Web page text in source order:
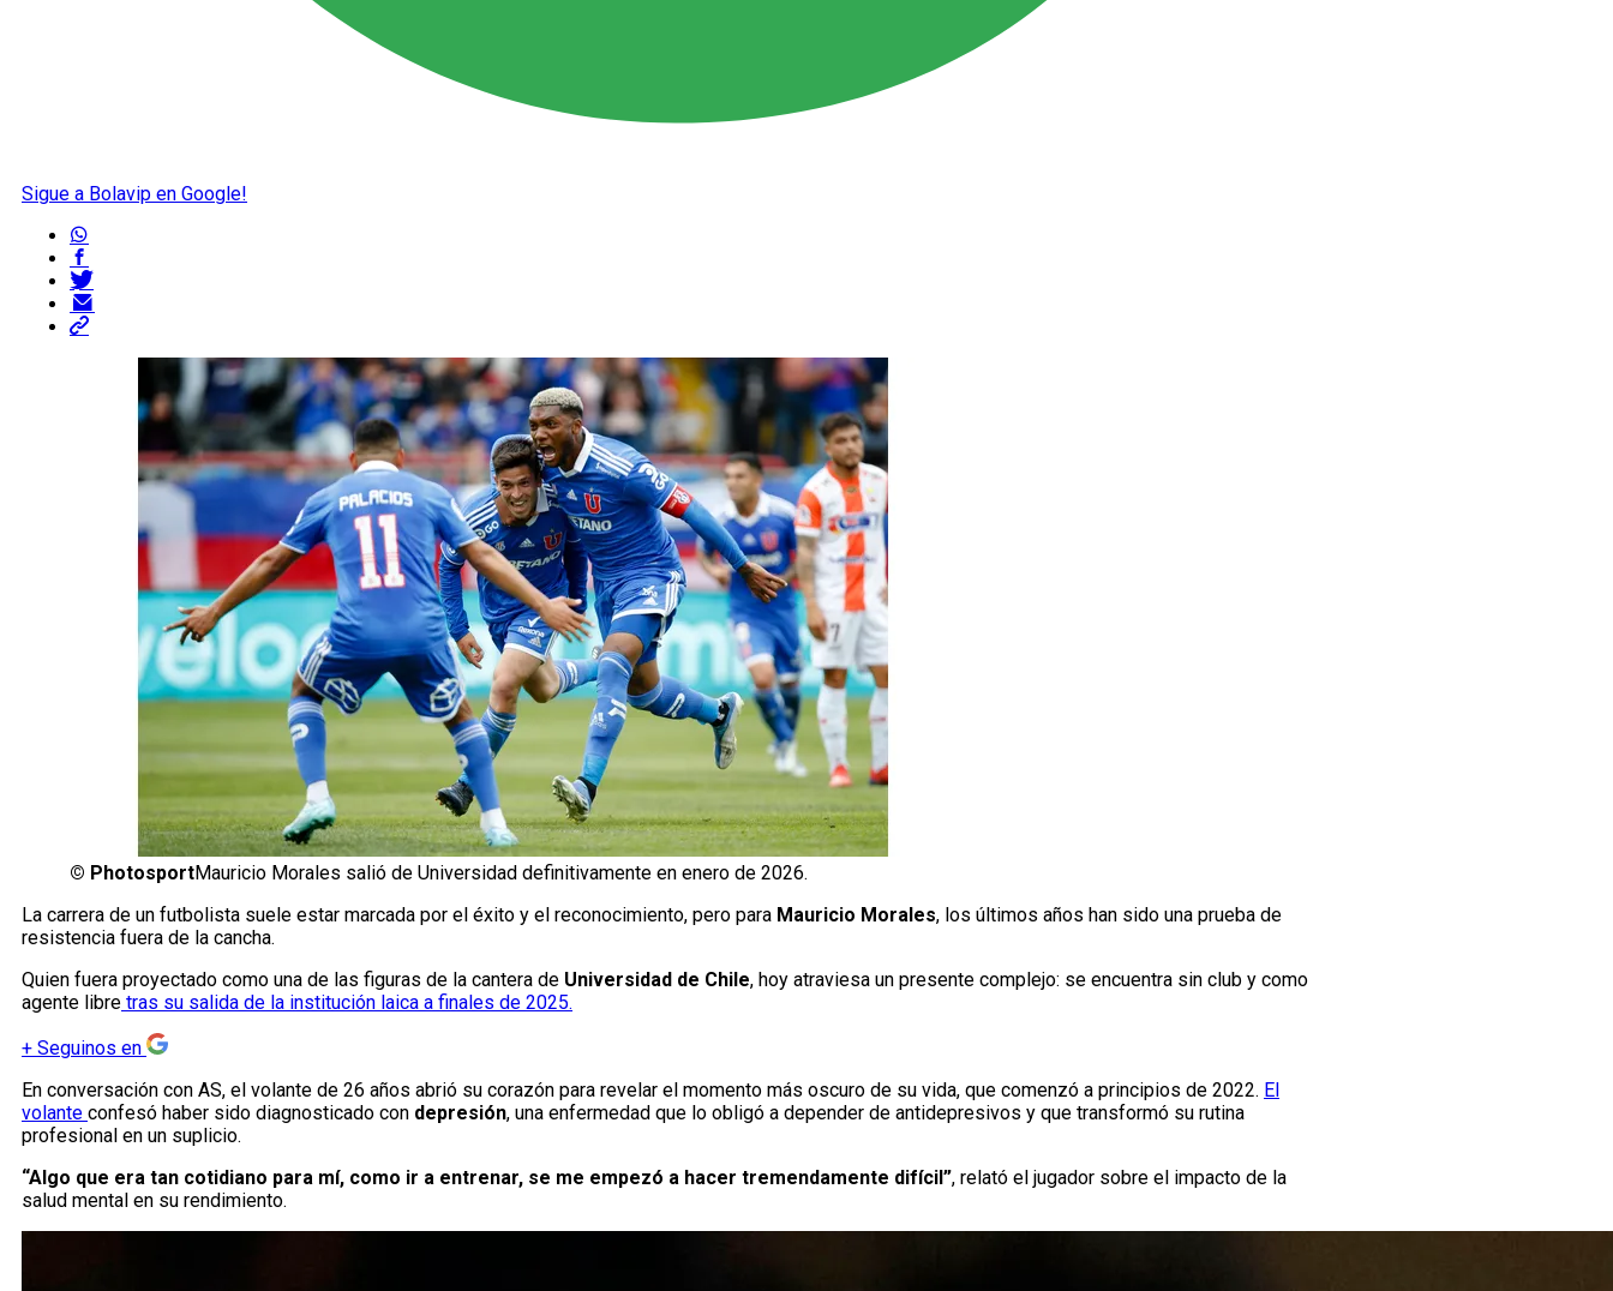
Sigue a Bolavip en Google!
© PhotosportMauricio Morales salió de Universidad definitivamente en enero de 2026.
La carrera de un futbolista suele estar marcada por el éxito y el reconocimiento, pero para Mauricio Morales, los últimos años han sido una prueba de
resistencia fuera de la cancha.
Quien fuera proyectado como una de las figuras de la cantera de Universidad de Chile, hoy atraviesa un presente complejo: se encuentra sin club y como
agente libre tras su salida de la institución laica a finales de 2025.
+ Seguinos en
En conversación con AS, el volante de 26 años abrió su corazón para revelar el momento más oscuro de su vida, que comenzó a principios de 2022. El
volante confesó haber sido diagnosticado con depresión, una enfermedad que lo obligó a depender de antidepresivos y que transformó su rutina
profesional en un suplicio.
“Algo que era tan cotidiano para mí, como ir a entrenar, se me empezó a hacer tremendamente difícil”, relató el jugador sobre el impacto de la
salud mental en su rendimiento.